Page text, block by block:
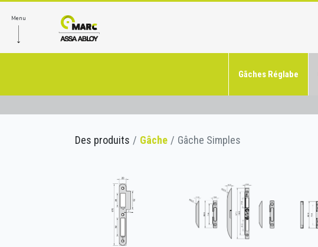
Menu
Gãches Réglabe
Des produits Gâche Gâche Simples